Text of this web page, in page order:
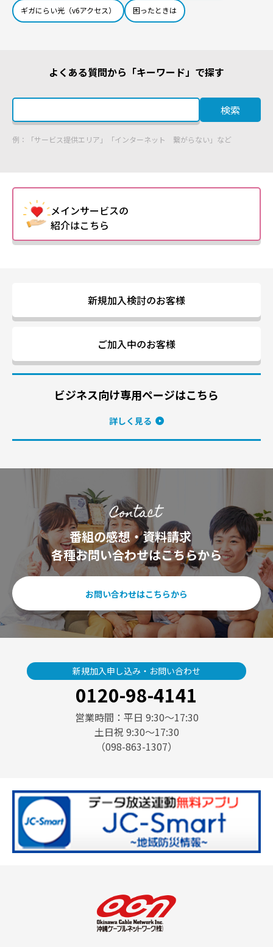
ギガにらい光（v6アクセス） 困ったときは
よくある質問から「キーワード」で探す
検索
例：「サービス提供エリア」「インターネット 繋がらない」など
メインサービスの
紹介はこちら
新規加入検討のお客様
ご加入中のお客様
ビジネス向け専用ページはこちら
詳しく見る
番組の感想・資料請求
各種お問い合わせはこちらから
お問い合わせはこちらから
新規加入申し込み・お問い合わせ
0120-98-4141
営業時間：平日 9:30〜17:30
土日祝 9:30〜17:30
（098-863-1307）